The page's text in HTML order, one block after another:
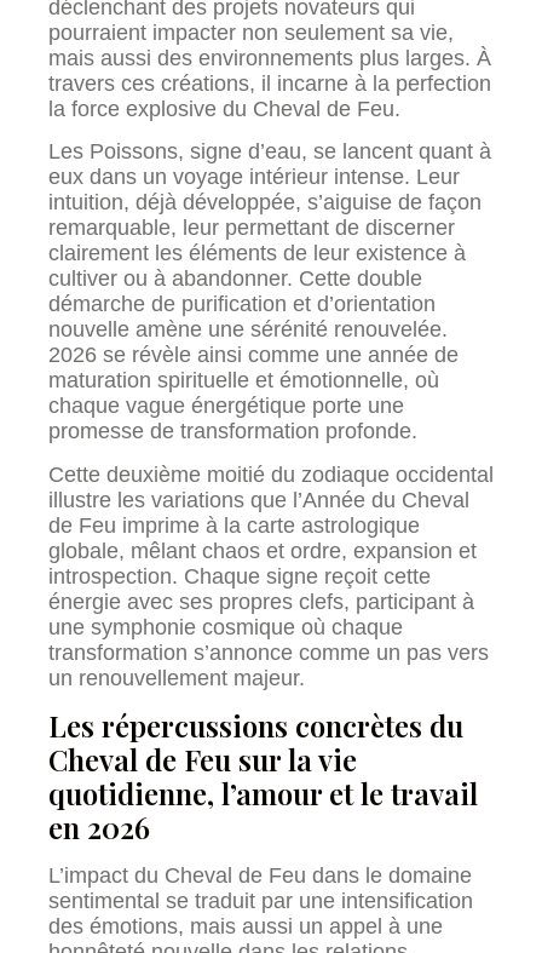
déclenchant des projets novateurs qui
pourraient impacter non seulement sa vie,
mais aussi des environnements plus larges. À
travers ces créations, il incarne à la perfection
la force explosive du Cheval de Feu.
Les Poissons, signe d’eau, se lancent quant à
eux dans un voyage intérieur intense. Leur
intuition, déjà développée, s’aiguise de façon
remarquable, leur permettant de discerner
clairement les éléments de leur existence à
cultiver ou à abandonner. Cette double
démarche de purification et d’orientation
nouvelle amène une sérénité renouvelée.
2026 se révèle ainsi comme une année de
maturation spirituelle et émotionnelle, où
chaque vague énergétique porte une
promesse de transformation profonde.
Cette deuxième moitié du zodiaque occidental
illustre les variations que l’Année du Cheval
de Feu imprime à la carte astrologique
globale, mêlant chaos et ordre, expansion et
introspection. Chaque signe reçoit cette
énergie avec ses propres clefs, participant à
une symphonie cosmique où chaque
transformation s’annonce comme un pas vers
un renouvellement majeur.
Les répercussions concrètes du
Cheval de Feu sur la vie
quotidienne, l’amour et le travail
en 2026
L’impact du Cheval de Feu dans le domaine
sentimental se traduit par une intensification
des émotions, mais aussi un appel à une